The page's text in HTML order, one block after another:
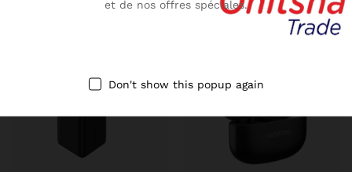
- %
et de nos offres spéciales.
Don't show this popup again